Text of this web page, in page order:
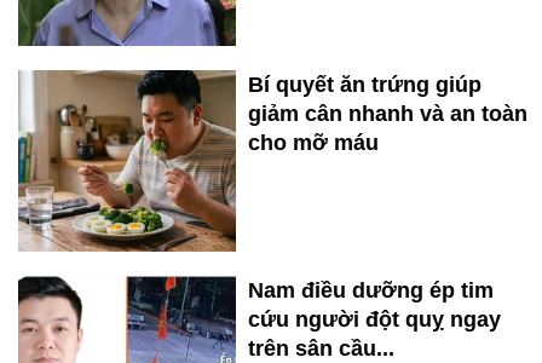
Bí quyết ăn trứng giúp
giảm cân nhanh và an toàn
cho mỡ máu
Nam điều dưỡng ép tim
cứu người đột quỵ ngay
trên sân cầu...